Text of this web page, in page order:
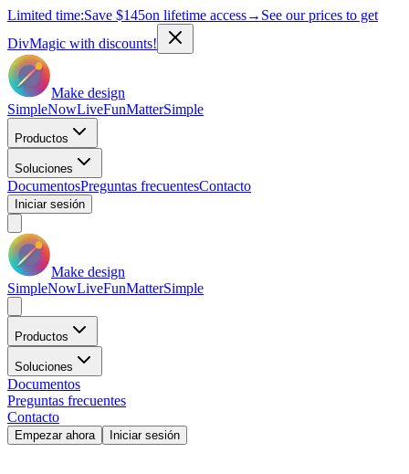
Limited time:Save $145on lifetime access→ See our prices to get
DivMagic with discounts!
Make design
SimpleNowLiveFunMatterSimple
Productos
Soluciones
DocumentosPreguntas frecuentesContacto
Iniciar sesión
Make design
SimpleNowLiveFunMatterSimple
Productos
Soluciones
Documentos
Preguntas frecuentes
Contacto
Empezar ahora Iniciar sesión